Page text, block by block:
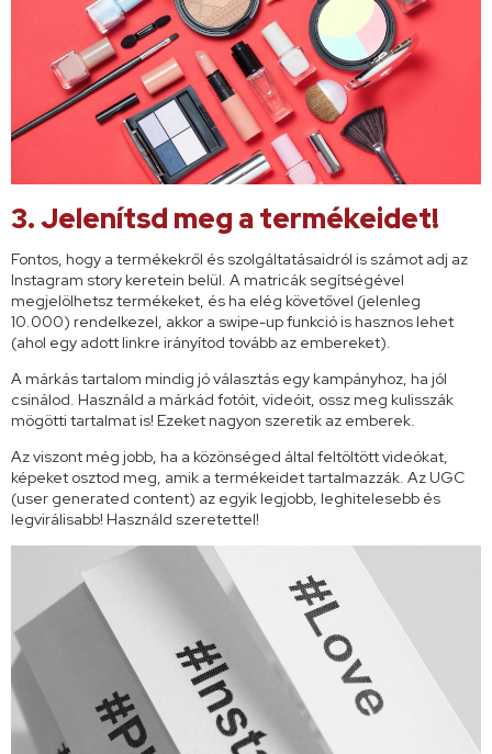
3. Jelenítsd meg a termékeidet!
Fontos, hogy a termékekről és szolgáltatásaidról is számot adj az
Instagram story keretein belül. A matricák segítségével
megjelölhetsz termékeket, és ha elég követővel (jelenleg
10.000) rendelkezel, akkor a swipe-up funkció is hasznos lehet
(ahol egy adott linkre irányítod tovább az embereket).
A márkás tartalom mindig jó választás egy kampányhoz, ha jól
csinálod. Használd a márkád fotóit, videóit, ossz meg kulisszák
mögötti tartalmat is! Ezeket nagyon szeretik az emberek.
Az viszont még jobb, ha a közönséged által feltöltött videókat,
képeket osztod meg, amik a termékeidet tartalmazzák. Az UGC
(user generated content) az egyik legjobb, leghitelesebb és
legvirálisabb! Használd szeretettel!